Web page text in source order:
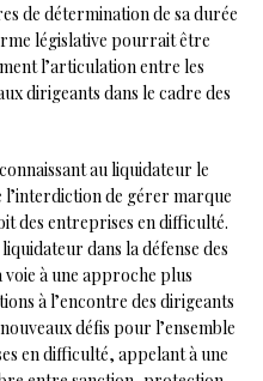
de détermination de sa durée
législative pourrait être
l’articulation entre les
dirigeants dans le cadre des
au liquidateur le
de gérer marque
des entreprises en difficulté.
dans la défense des
à une approche plus
à l’encontre des dirigeants
défis pour l’ensemble
en difficulté, appelant à une